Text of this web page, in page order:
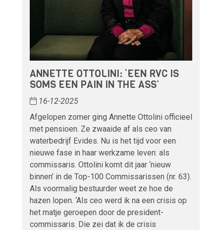
ANNETTE OTTOLINI: ‘EEN RVC IS
SOMS EEN PAIN IN THE ASS’
16-12-2025
Afgelopen zomer ging Annette Ottolini officieel
met pensioen. Ze zwaaide af als ceo van
waterbedrijf Evides. Nu is het tijd voor een
nieuwe fase in haar werkzame leven: als
commissaris. Ottolini komt dit jaar ‘nieuw
binnen’ in de Top-100 Commissarissen (nr. 63).
Als voormalig bestuurder weet ze hoe de
hazen lopen. ‘Als ceo werd ik na een crisis op
het matje geroepen door de president-
commissaris. Die zei dat ik de crisis